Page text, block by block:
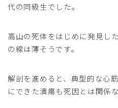
代の同級生でした。
高山の死体をはじめに発見し
の線は薄そうです。
解剖を進めると、典型的な心
にできた潰瘍も死因とは関係